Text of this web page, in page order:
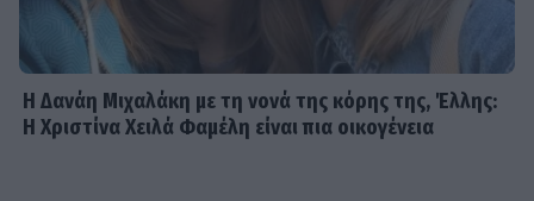
Η Δανάη Μιχαλάκη με τη νονά της κόρης της, Έλλης:
Η Χριστίνα Χειλά Φαμέλη είναι πια οικογένεια